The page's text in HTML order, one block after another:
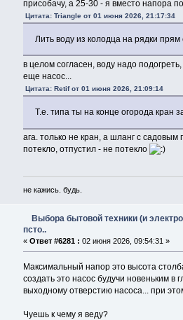
присобачу, а 25-30 - я вместо напора
Цитата: Triangle от 01 июня 2026, 21:17:34
Лить воду из колодца на рядки
в целом согласен, воду надо
еще насос...
Цитата: Retif от 01 июня 2026, 21:09:14
Т.е. типа ты на конце огорода кран
ага. только не кран, а шланг с
потекло, отпустил - не потекло
не кажись. будь.
Выбора бытовой техники (и
псто..
« Ответ #6281 : 02 июня 2026, 09:54:31 »
Максимальный напор это высота
создать это насос будучи новеньким
выходному отверстию насоса... при
Чуешь к чему я веду?